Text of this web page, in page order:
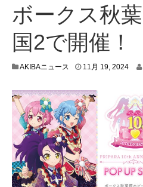
ボークス秋
国2で開催！
AKIBAニュース 11月 19, 20241
1
5
,
2
0
2
4